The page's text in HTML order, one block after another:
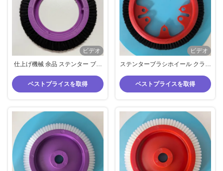
ビデオ
仕上げ機械 余品 ステンター ブラ
ール 紫色 ボディ ブラック ルーツ
ブリストル
ベストプライスを取得
ビデオ
ステンターブラシホイール クラン
色 身体 黒 ブリストル 20mm 幅
ベストプライスを取得